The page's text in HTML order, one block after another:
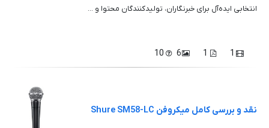
انتخابی ایده‌آل برای خبرنگاران، تولیدکنندگان محتوا و ...
1
1
6
10
نقد و بررسی کامل میکروفن Shure SM58-LC